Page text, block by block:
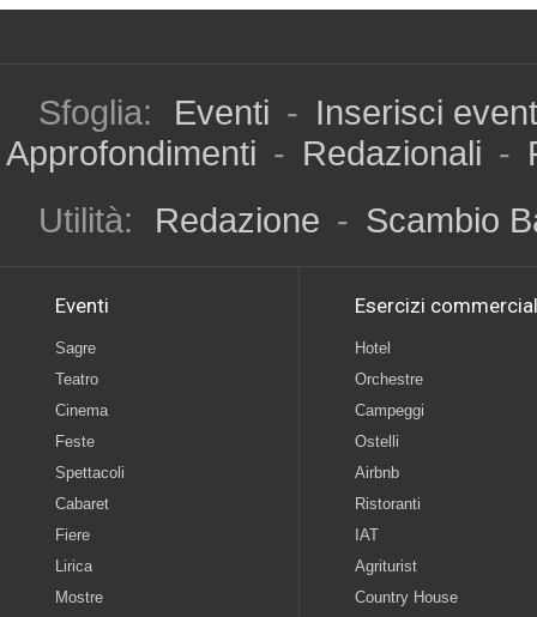
Sfoglia: Eventi - Inserisci
Approfondimenti - Redazionali -
Utilità:
Redazione - Scambio
Eventi
Sagre
Teatro
Cinema
Feste
Spettacoli
Cabaret
Fiere
Lirica
Mostre
Esercizi
Hotel
Orchestre
Campeggi
Ostelli
Airbnb
Ristoranti
IAT
Agriturist
Country House